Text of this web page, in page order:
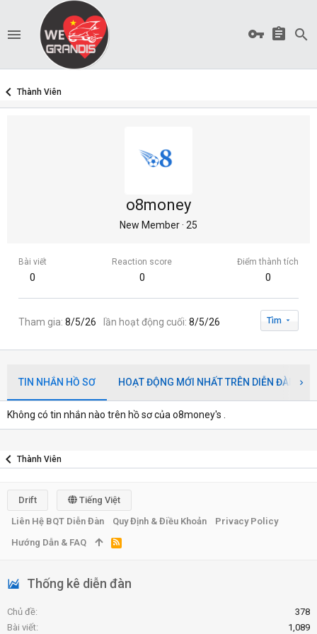
Thành Viên
o8money
New Member· 25
Bài viết
0
Reaction score
0
Điểm thành tích
0
Tham gia 8/5/26 lần hoạt động cuối 8/5/26 Tìm
TIN NHẮN HỒ SƠ HOẠT ĐỘNG MỚI NHẤT TRÊN DIỄN ĐÀN
Không có tin nhắn nào trên hồ sơ của o8money's .
Thành Viên
Thống kê diễn đàn
Chủ đề
378
Bài viết
1,089
Drift
Tiếng Việt
Liên Hệ BQT Diễn Đàn
Quy Định & Điều Khoản
Privacy Policy
Hướng Dẫn & FAQ
R
S